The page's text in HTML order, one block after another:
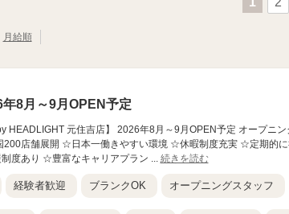
月給順
8月～9月OPEN予定
HEADLIGHT 元住吉店】 2026年8月～9月OPEN予定 オープニ
店舗展開 ☆日本一働きやすい環境 ☆休暇制度充実 ☆定期的
度あり ☆豊富なキャリアプラン ... 続きを読む
経験者歓迎 ブランクOK オープニングスタッフ